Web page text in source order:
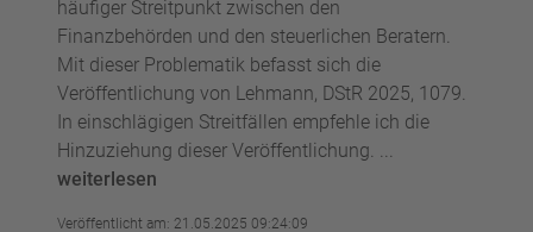
häufiger Streitpunkt zwischen den
Finanzbehörden und den steuerlichen Beratern.
Mit dieser Problematik befasst sich die
Veröffentlichung von Lehmann, DStR 2025, 1079.
In einschlägigen Streitfällen empfehle ich die
Hinzuziehung dieser Veröffentlichung. ...
weiterlesen
Veröffentlicht am: 21.05.2025 09:24:09